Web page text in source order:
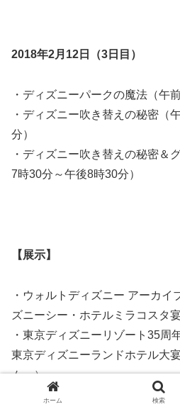
2018年2月12日（3日目）
・ディズニーパークの魔法（午
・ディズニー吹き替えの秘密（
分）
・ディズニー吹き替えの秘密＆
7時30分～午後8時30分）
【展示】
・ウォルトディズニー アーカイ
ズニーシー・ホテルミラコスタ
・東京ディズニーリゾート35周
東京ディズニーランドホテル大
ム」）
ホーム 検索